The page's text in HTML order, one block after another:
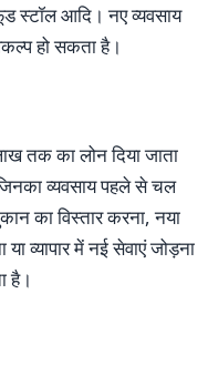
स्टॉल आदि। नए व्यवसाय
हो सकता है।
तक का लोन दिया जाता
जिनका व्यवसाय पहले से चल
का विस्तार करना, नया
या व्यापार में नई सेवाएं जोड़ना
है।